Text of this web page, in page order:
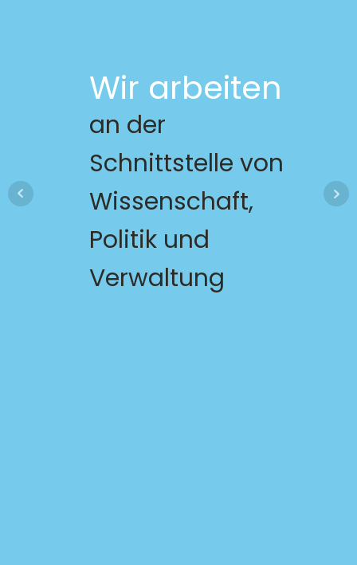
Wir arbeiten
an der
Schnittstelle von
Wissenschaft,
Politik und
Verwaltung